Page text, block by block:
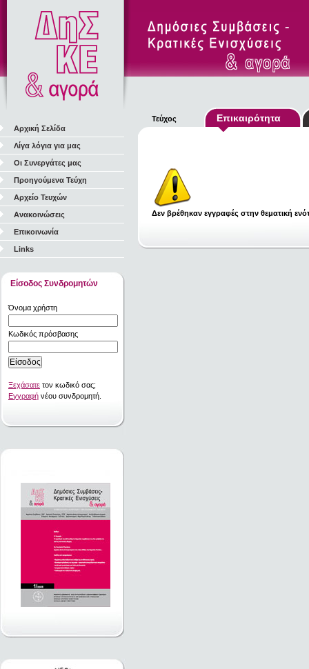
Αρχική Σελίδα
Λίγα λόγια για μας
Οι Συνεργάτες μας
Προηγούμενα Τεύχη
Αρχείο Τευχών
Ανακοινώσεις
Επικοινωνία
Links
Είσοδος Συνδρομητών
Όνομα χρήστη
Κωδικός πρόσβασης
Ξεχάσατε τον κωδικό σας;
Εγγραφή νέου συνδρομητή.
Τεύχος Επικαιρότητα
Δεν βρέθηκαν εγγραφές στην θεματική